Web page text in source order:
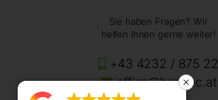
Sie haben Fragen? Wir
helfen Ihnen gerne weiter!
+43 4232 / 875 22
office@horntec.at